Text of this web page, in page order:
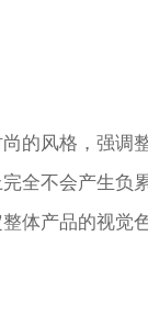
的风格，强调整
全不会产生负累
体产品的视觉